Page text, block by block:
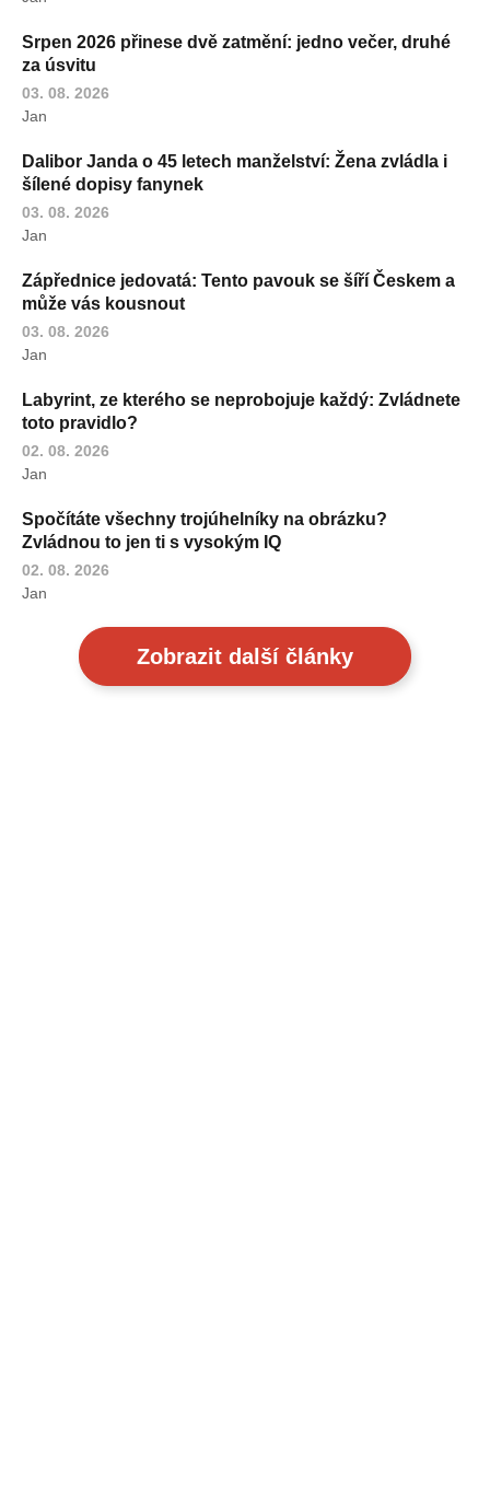
Srpen 2026 přinese dvě zatmění: jedno večer, druhé
za úsvitu
03. 08. 2026
Jan
Dalibor Janda o 45 letech manželství: Žena zvládla i
šílené dopisy fanynek
03. 08. 2026
Jan
Zápřednice jedovatá: Tento pavouk se šíří Českem a
může vás kousnout
03. 08. 2026
Jan
Labyrint, ze kterého se neprobojuje každý: Zvládnete
toto pravidlo?
02. 08. 2026
Jan
Spočítáte všechny trojúhelníky na obrázku?
Zvládnou to jen ti s vysokým IQ
02. 08. 2026
Jan
Zobrazit další články